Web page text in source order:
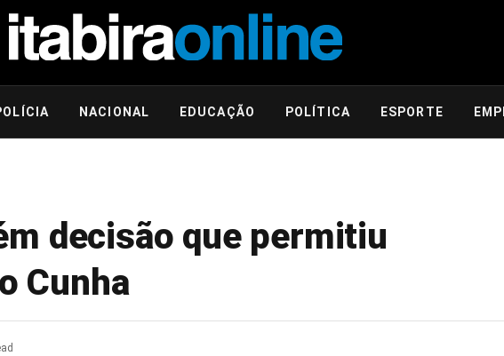
NACIONAL EDUCAÇÃO POLÍTICA ESPORTE
decisão que permitiu
Cunha